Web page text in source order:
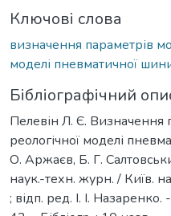
Ключові слова
визначення параметрів
моделі пневматичної
Бібліографічний
Пелевін Л. Є. Визначення
реологічної моделі
О. Аржаєв, Б. Г.
наук.-техн. журн. / Київ.
; відп. ред. І. І.